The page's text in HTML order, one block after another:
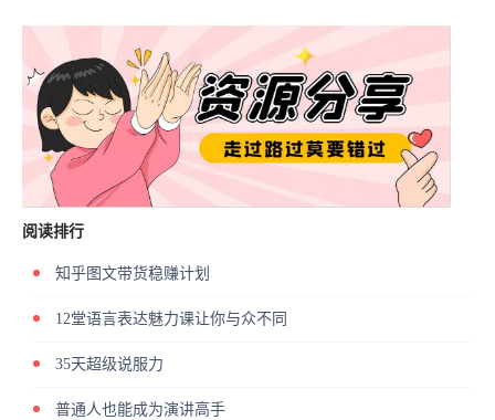
阅读排行
知乎图文带货稳赚计划
12堂语言表达魅力课让你与众不同
35天超级说服力
普通人也能成为演讲高手